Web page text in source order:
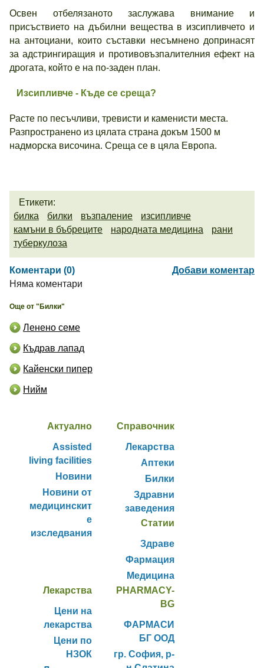
Освен отбелязаното заслужава внимание и
присъствието на дъбилни вещества в изсипливчето и
на антоциани, които съставки несъмнено допринасят
за адстрингиращия и противовъзпалителния ефект на
дрогата, който е на по-заден план.
Изсипливче - Къде се среща?
Расте по песъчливи, тревисти и каменисти места.
Разпространено из цялата страна докъм 1500 м
надморска височина. Среща се в цяла Европа.
Етикети:
билка
билки възпаление
изсипливче
камъни в бъбреците
народната медицина
рани
туберкулоза
Коментари (0)
Добави коментар
Няма коментари
Още от "Билки"
Ленено семе
Къдрав лапад
Кайенски пипер
Нийм
Актуално
Assisted
living facilities
Новини
Новини от
медицинскит
е
изследвания
Справочник
Лекарства
Аптеки
Билки
Здравни
заведения
Статии
Здраве
Фармация
Медицина
Лекарства
Цени на
лекарства
Цени по
НЗОК
PHARMACY-
BG
ФАРМАСИ
БГ ООД
гр. София, р-